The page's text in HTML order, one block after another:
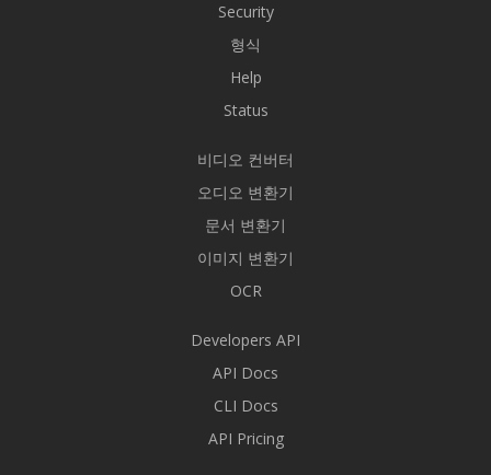
Security
형식
Help
Status
비디오 컨버터
오디오 변환기
문서 변환기
이미지 변환기
OCR
Developers API
API Docs
CLI Docs
API Pricing